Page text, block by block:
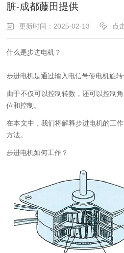
脏-成都藤田提供
更新时间：2025-02-13 点
什么是步进电机？
步进电机是通过输入电信号使电机旋转
由于不仅可以控制转数，还可以控制
位和控制。
在本文中，我们将解释步进电机的工
方法。
步进电机如何工作？